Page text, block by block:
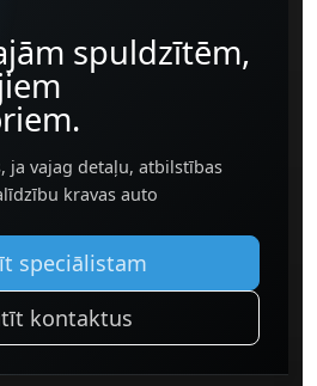
spuldzītēm,
ja vajag detaļu, atbilstības
kravas auto
speciālistam
kontaktus